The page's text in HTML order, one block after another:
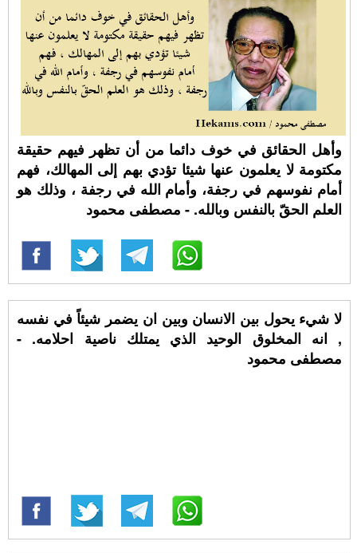
وأهل الحقائق في خوف دائما من أن تظهر فيهم حقيقة
مكتومة لا يعلمون عنها شيئا تؤدي بهم إلى المهالك، فهم
أمام نفوسهم في رجفة، وأمام الله في رجفة ، وذلك هو
العلم الحقّ بالنفس وبالله. - مصطفى محمود
لا شيء يحول بين الانسان وبين ان يضمر شيئاً في نفسه
, انه المخلوق الوحيد الذي يمتلك ناصية احلامه. -
مصطفى محمود